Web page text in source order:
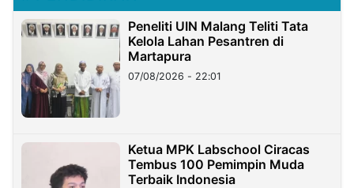
Peneliti UIN Malang Teliti Tata
Kelola Lahan Pesantren di
Martapura
07/08/2026 - 22:01
Ketua MPK Labschool Ciracas
Tembus 100 Pemimpin Muda
Terbaik Indonesia